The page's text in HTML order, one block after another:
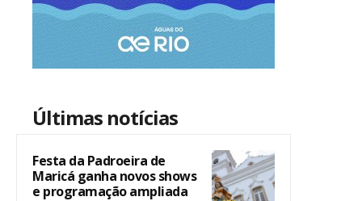
Últimas notícias
Festa da Padroeira de
Maricá ganha novos shows
e programação ampliada